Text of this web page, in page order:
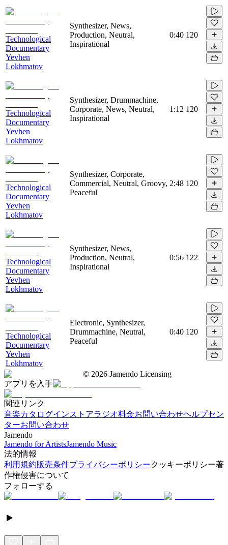
Technological
Documentary
Yevhen
Lokhmatov
Synthesizer, News,
Production, Neutral,
Inspirational
0:40 120
Technological
Documentary
Yevhen
Lokhmatov
Synthesizer, Drummachine,
Corporate, News, Neutral,
Inspirational
1:12 120
Technological
Documentary
Yevhen
Lokhmatov
Synthesizer, Corporate,
Commercial, Neutral, Groovy,
Peaceful
2:48 120
Technological
Documentary
Yevhen
Lokhmatov
Synthesizer, News,
Production, Neutral,
Inspirational
0:56 122
Technological
Documentary
Yevhen
Lokhmatov
Electronic, Synthesizer,
Drummachine, Neutral,
Peaceful
0:40 120
© 2026 Jamendo Licensing
アプリを入手
関連リンク
音楽カタログインストアラジオ料金お問い合わせヘルプセン
ターお問い合わせ
Jamendo
Jamendo for ArtistsJamendo Music
法的情報
利用規約販売条件プライバシーポリシークッキーポリシー著
作権侵害について
フォローする